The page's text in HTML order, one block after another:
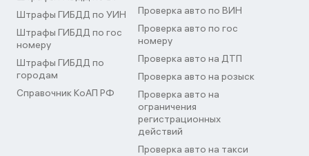
Штрафы ГИБДД по УИН
Штрафы ГИБДД по гос
номеру
Штрафы ГИБДД по
городам
Справочник КоАП РФ
Проверка авто по ВИН
Проверка авто по гос
номеру
Проверка авто на ДТП
Проверка авто на розыск
Проверка авто на
ограничения
регистрационных
действий
Проверка авто на такси